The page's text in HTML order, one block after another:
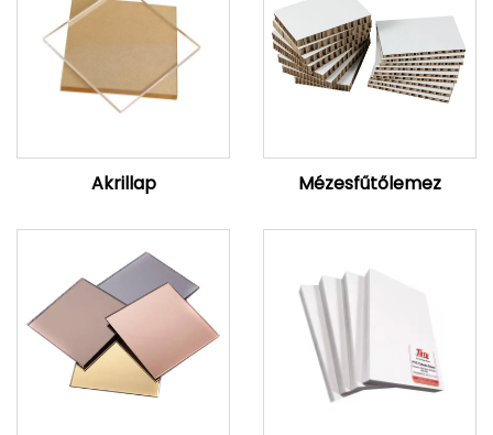
Akrillap Mézesfűtőlemez